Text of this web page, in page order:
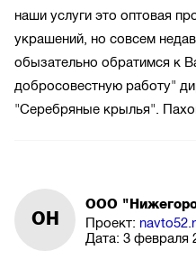
наши услуги это оптовая
украшений, но совсем
обызательно обратимся к
добросовестную работу"
"Серебряные крылья".
ОН
ООО
Проект:
Дата: 3 февраля